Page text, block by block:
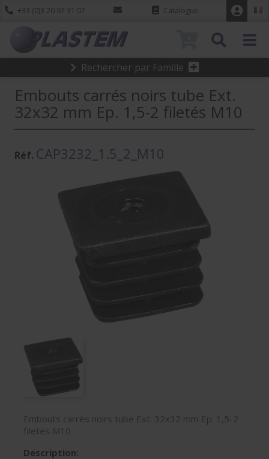
+33 (0)3 20 97 31 07 Catalogue
Rechercher par Famille
Embouts carrés noirs tube Ext.
32x32 mm Ep. 1,5-2 filetés M10
Réf. CAP3232_1.5_2_M10
Embouts carrés noirs tube Ext. 32x32 mm Ep. 1,5-2
filetés M10
Description: